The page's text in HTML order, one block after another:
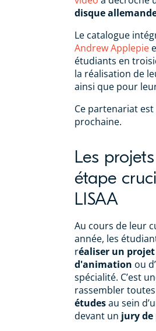
disque
Le catalogue
Andrew Applepie
étudiants en
la réalisation de
ainsi que pour
Ce partenariat
prochaine.
Les
étape
LISAA
Au cours de leur
année, les
réaliser un projet
d'animation ou
spécialité. C’est
rassembler
étudesau sein
devant un jury de